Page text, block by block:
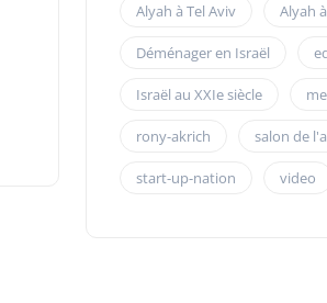
Alyah à Tel Aviv Alyah
Déménager en Israël
Israël au XXIe siècle
rony-akrich salon de
start-up-nation video